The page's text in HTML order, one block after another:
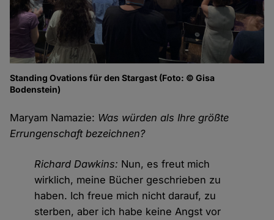
Standing Ovations für den Stargast (Foto: © Gisa
Bodenstein)
Maryam Namazie: Was würden als Ihre größte
Errungenschaft bezeichnen?
Richard Dawkins: Nun, es freut mich
wirklich, meine Bücher geschrieben zu
haben. Ich freue mich nicht darauf, zu
sterben, aber ich habe keine Angst vor